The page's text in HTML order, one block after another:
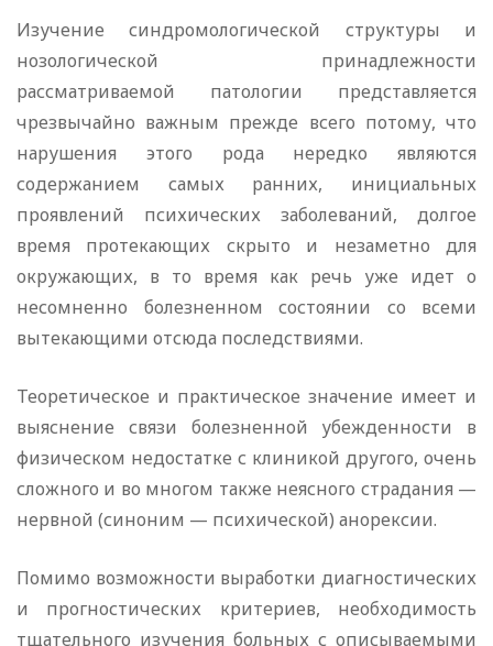
Изучение синдромологической структуры и
нозологической принадлежности
рассматриваемой патологии представляется
чрезвычайно важным прежде всего потому, что
нарушения этого рода нередко являются
содержанием самых ранних, инициальных
проявлений психических заболеваний, долгое
время протекающих скрыто и незаметно для
окружающих, в то время как речь уже идет о
несомненно болезненном состоянии со всеми
вытекающими отсюда последствиями.
Теоретическое и практическое значение имеет и
выяснение связи болезненной убежденности в
физическом недостатке с клиникой другого, очень
сложного и во многом также неясного страдания —
нервной (синоним — психической) анорексии.
Помимо возможности выработки диагностических
и прогностических критериев, необходимость
тщательного изучения больных с описываемыми